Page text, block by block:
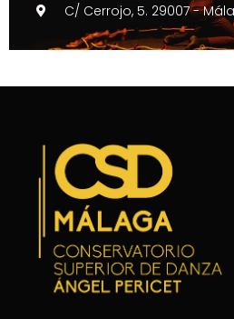
C/ Cerrojo, 5. 29007 -